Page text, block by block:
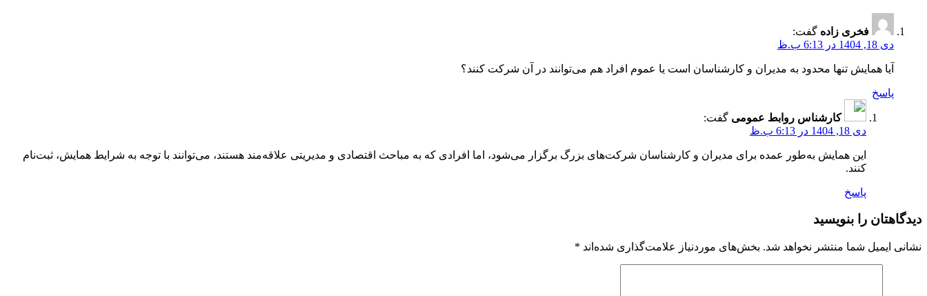
فخری زاده گفت:
دی 18, 1404 در 6:13 ب.ظ
آیا همایش تنها محدود به مدیران و کارشناسان است یا عموم افراد هم می‌توانند در آن شرکت کنند؟
پاسخ
کارشناس روابط عمومی گفت:
دی 18, 1404 در 6:13 ب.ظ
این همایش به‌طور عمده برای مدیران و کارشناسان شرکت‌های بزرگ برگزار می‌شود، اما افرادی که به مباحث اقتصادی و مدیریتی علاقه‌مند هستند، می‌توانند با توجه به شرایط همایش، ثبت‌نام
کنند.
پاسخ
دیدگاهتان را بنویسید
نشانی ایمیل شما منتشر نخواهد شد. بخش‌های موردنیاز علامت‌گذاری شده‌اند *